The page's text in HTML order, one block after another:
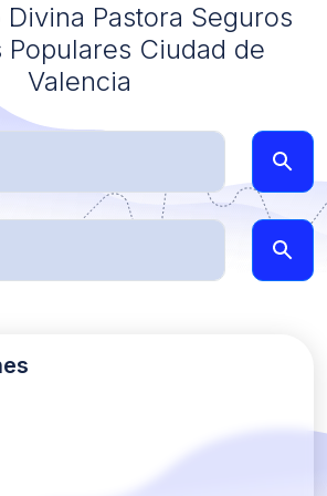
Pastora Seguros
Populares Ciudad de
Valencia